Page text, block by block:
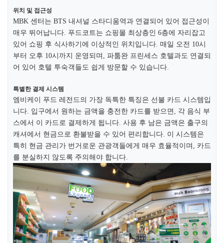
위치 및 접근성
MBK 센터는 BTS 내셔널 스타디움역과 연결되어 있어 접근성이
매우 뛰어납니다. 푸드코트는 쇼핑몰 최상층인 6층에 자리잡고
있어 쇼핑 후 식사하기에 이상적인 위치입니다. 매일 오전 10시
부터 오후 10시까지 운영되며, 파툼완 프린세스 호텔과도 연결되
어 있어 호텔 투숙객들도 쉽게 방문할 수 있습니다.​
특별한 결제 시스템
엠비케이 푸드 레전드의 가장 독특한 특징은 선불 카드 시스템입
니다. 입구에서 원하는 금액을 충전한 카드를 받으면, 각 음식 부
스에서 이 카드로 결제하게 됩니다. 사용 후 남은 금액은 출구의
캐셔에서 현금으로 환불받을 수 있어 편리합니다. 이 시스템은
특히 현금 관리가 번거로운 관광객들에게 매우 효율적이며, 카드
를 분실하지 않도록 주의해야 합니다.​